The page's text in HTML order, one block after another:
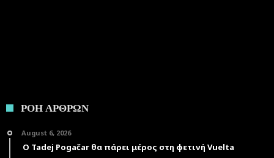
ΡΟΗ ΑΡΘΡΩΝ
August 6, 2026
Ο Tadej Pogačar θα πάρει μέρος στη φετινή Vuelta